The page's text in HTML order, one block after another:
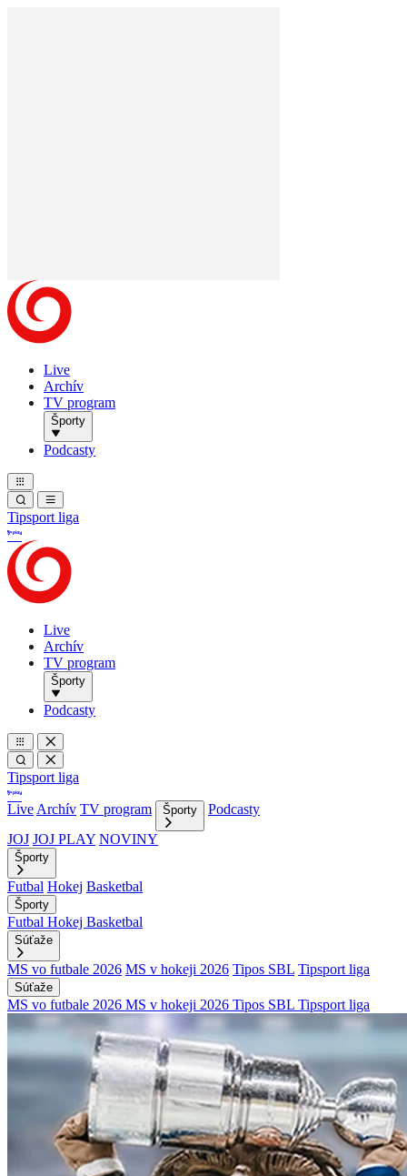
Live
Archív
TV program
Športy
Podcasty
Tipsport liga
Live
Archív
TV program
Športy
Podcasty
Tipsport liga
Live Archív TV program Športy
Podcasty
JOJ JOJ PLAY NOVINY
Športy
Futbal Hokej Basketbal
Športy
Futbal Hokej Basketbal
Súťaže
MS vo futbale 2026 MS v hokeji 2026 Tipos SBL Tipsport liga
Súťaže
MS vo futbale 2026 MS v hokeji 2026 Tipos SBL Tipsport liga